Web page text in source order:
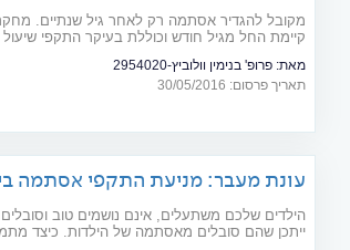
מקובל להגדיר אסתמה רק לאחר גיל שנתיים.
קיימת החל מגיל חודש וכוללת בעיקר התקפי שיעול
מאת: פרופ' בנימין וולוביץ-2954020
תאריך פרסום: 30/05/2016
עונת מעבר: מניעת התקפי אסתמה
הילדים שלכם משתעלים, אינם נושמים טוב
ייתכן שהם סובלים מאסתמה של הילדות. כיצד